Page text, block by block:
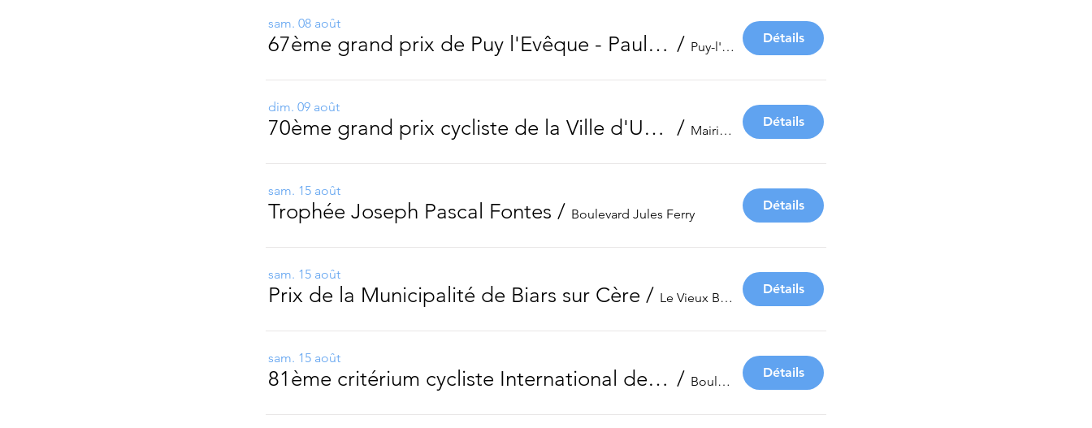
sam. 08 août
67ème grand prix de Puy l'Evêque - Paul Saint-Gérard / Puy-l'Évêque
Détails
dim. 09 août
70ème grand prix cycliste de la Ville d'Uzès / Mairie d'Uzès
Détails
sam. 15 août
Trophée Joseph Pascal Fontes / Boulevard Jules Ferry
Détails
sam. 15 août
Prix de la Municipalité de Biars sur Cère / Le Vieux Bourg
Détails
sam. 15 août
81ème critérium cycliste International de Quillan / Boulevard Jean Bourrel
Détails